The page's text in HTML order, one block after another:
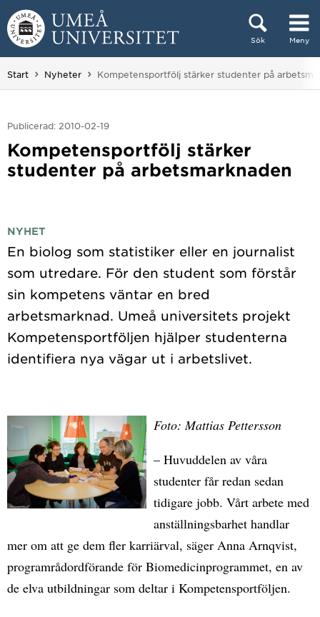
Hoppa direkt till innehållet
Sök Meny
Huvudmenyn dold.
Start Nyheter Du är här:
Kompetensportfölj stärker studenter på
Publicerad: 2010-02-19
Kompetensportfölj stärker
studenter på arbetsmarknaden
NYHET
En biolog som statistiker eller en journalist
som utredare. För den student som förstår
sin kompetens väntar en bred
arbetsmarknad. Umeå universitets projekt
Kompetensportföljen hjälper studenterna
Foto: Mattias Pettersson
– Huvuddelen av våra
studenter får redan sedan
tidigare jobb. Vårt arbete med
anställningsbarhet handlar
mer om att ge dem fler karriärval, säger Anna Arnqvist,
programrådordförande för Biomedicinprogrammet, en av
de elva utbildningar som deltar i Kompetensportföljen.